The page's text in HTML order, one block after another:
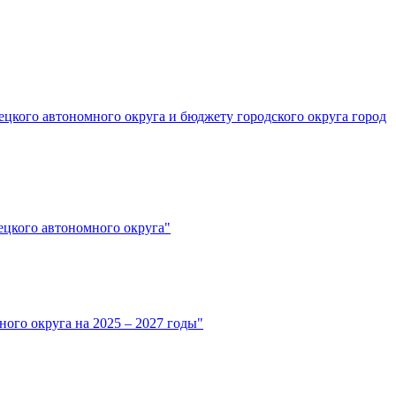
автономного округа и бюджету городского округа город
автономного округа"
округа на 2025 – 2027 годы"